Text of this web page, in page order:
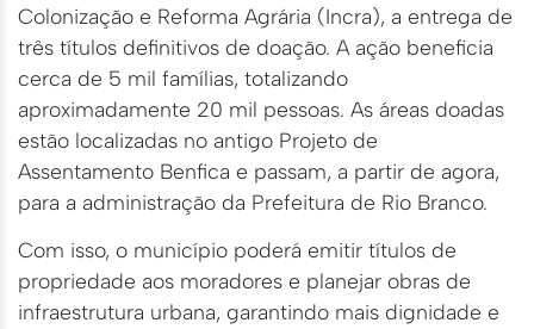
Colonização e Reforma Agrária (Incra), a entrega de
três títulos definitivos de doação. A ação beneficia
cerca de 5 mil famílias, totalizando
aproximadamente 20 mil pessoas. As áreas doadas
estão localizadas no antigo Projeto de
Assentamento Benfica e passam, a partir de agora,
para a administração da Prefeitura de Rio Branco.
Com isso, o município poderá emitir títulos de
propriedade aos moradores e planejar obras de
infraestrutura urbana, garantindo mais dignidade e